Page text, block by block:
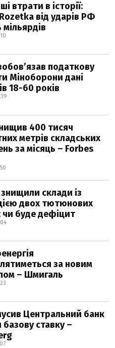
втрати в історії:
від ударів РФ
податкову
Міноборони дані
18-60 років
400 тисяч
метрів складських
за місяць – Forbes
знищили склади із
двох тютюнових
чи буде дефіцит
за новим
– Шмигаль
Центральний банк
базову ставку –